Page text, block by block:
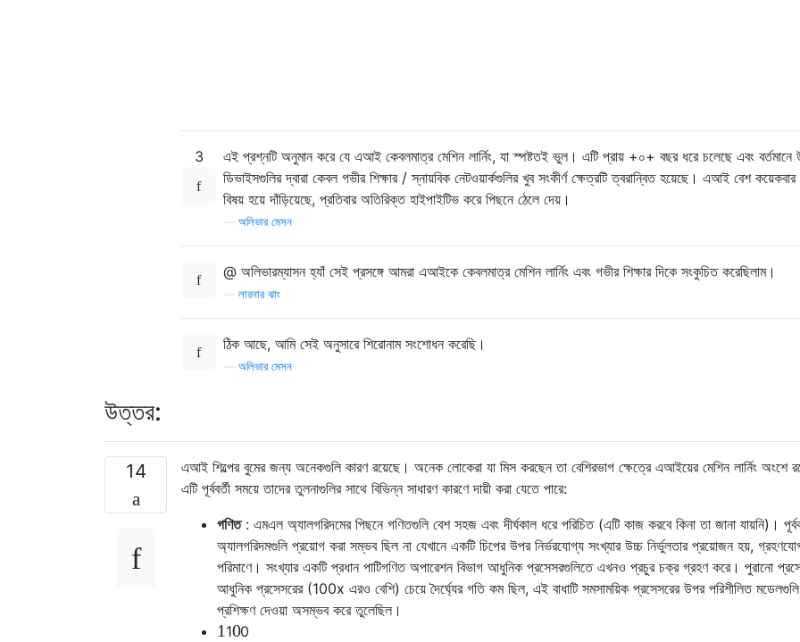
3
এই প্রশ্নটি অনুমান করে যে এআই কেবলমাত্র মেশিন লার্নিং, যা স্পষ্টতই ভুল। এটি প্রায় +০+ বছর ধরে চলেছে এবং বর্তমানে
ডিভাইসগুলির দ্বারা কেবল গভীর শিক্ষার / স্নায়বিক নেটওয়ার্কগুলির খুব সংকীর্ণ ক্ষেত্রটি ত্বরান্বিত হয়েছে। এআই বেশ
বিষয় হয়ে দাঁড়িয়েছে, প্রতিবার অতিরিক্ত হাইপাইটিভ করে পিছনে ঠেলে দেয়।
অলিভার মেসন
@ অলিভারম্যাসন হ্যাঁ সেই প্রসঙ্গে আমরা এআইকে কেবলমাত্র মেশিন লার্নিং এবং গভীর শিক্ষার দিকে সংকুচিত করেছিলাম।
লারনার ঝাং
ঠিক আছে, আমি সেই অনুসারে শিরোনাম সংশোধন করেছি।
অলিভার মেসন
উত্তর:
14
এআই শিল্পের বুমের জন্য অনেকগুলি কারণ রয়েছে। অনেক লোকেরা যা মিস করছেন তা বেশিরভাগ ক্ষেত্রে এআইয়ের মেশিন লার্নিং অংশে
এটি পূর্ববর্তী সময়ে তাদের তুলনাগুলির সাথে বিভিন্ন সাধারণ কারণে দায়ী করা যেতে পারে:
গণিত: এমএল অ্যালগরিদমের পিছনে গণিতগুলি বেশ সহজ এবং দীর্ঘকাল ধরে পরিচিত (এটি কাজ করবে কিনা তা জানা যায়নি)।
অ্যালগরিদমগুলি প্রয়োগ করা সম্ভব ছিল না যেখানে একটি চিপের উপর নির্ভরযোগ্য সংখ্যার উচ্চ নির্ভুলতার প্রয়োজন হয়,
পরিমাণে। সংখ্যার একটি প্রধান পাটিগণিত অপারেশন বিভাগ আধুনিক প্রসেসরগুলিতে এখনও প্রচুর চক্র গ্রহণ করে। পুরানো
আধুনিক প্রসেসরের (100x এরও বেশি) চেয়ে দৈর্ঘ্যের গতি কম ছিল, এই বাধাটি সমসাময়িক প্রসেসরের উপর পরিশীলিত মডেলগুলি
প্রশিক্ষণ দেওয়া অসম্ভব করে তুলেছিল।
1 100